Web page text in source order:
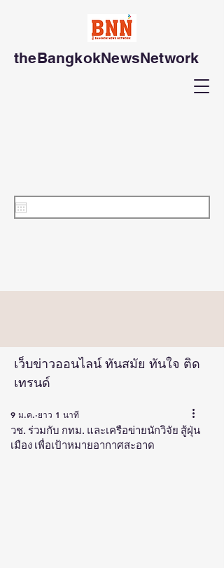
theBangkokNewsNetwork
เว็บข่าวออนไลน์ ทันสมัย ทันใจ ติด
เทรนด์
วช. ร่วมกับ กทม. และเครือข่ายนักวิจัย สู้ฝุ่น
เมือง เพื่อเป้าหมายอากาศสะอาด
9 ม.ค. ยาว 1 นาที